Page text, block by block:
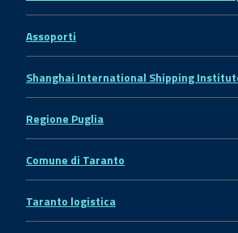
Assoporti
Shanghai International Shipping
Regione Puglia
Comune di Taranto
Taranto logistica